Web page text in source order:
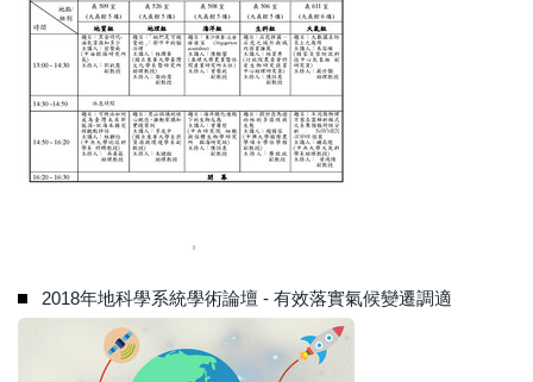
2018年地科學系統學術論壇 - 有效落實氣候變遷調適